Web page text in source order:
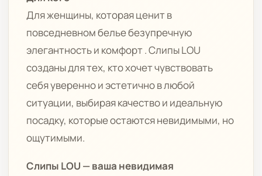
Для женщины, которая ценит в
повседневном белье безупречную
элегантность и комфорт . Слипы LOU
созданы для тех, кто хочет чувствовать
себя уверенно и эстетично в любой
ситуации, выбирая качество и идеальную
посадку, которые остаются невидимыми, но
ощутимыми.
Слипы LOU — ваша невидимая